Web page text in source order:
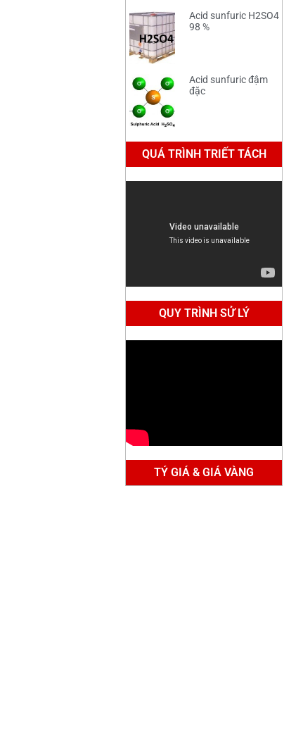
Acid sunfuric H2SO4
98 %
Acid sunfuric đậm
đặc
QUÁ TRÌNH TRIẾT TÁCH
QUY TRÌNH SỬ LÝ
TÝ GIÁ & GIÁ VÀNG